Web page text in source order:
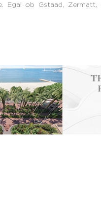
Egal ob Gstaad,